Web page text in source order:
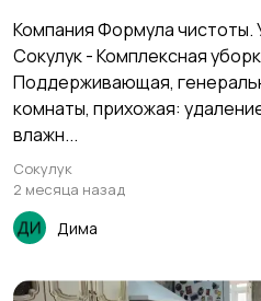
Другие услуги1
Компания Формула чистоты.
Сокулук - Комплексная
Поддерживающая,
комнаты, прихожая:
влажн...
Сокулук
2 месяца назад
Дима